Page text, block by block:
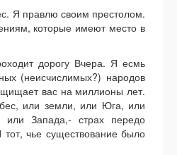
Я правлю своим престолом.
которые имеют место в
дорогу Вчера. Я есмь
(неисчислимых?) народов
вас на миллионы лет.
или земли, или Юга, или
или Запада,- страх передо
чье существование было